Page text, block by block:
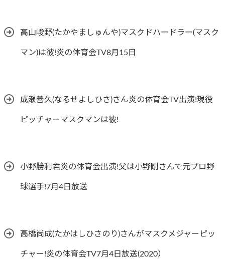
高山峻野(たかやましゅんや)マスクドハードラー(マスク
マン)は彼!炎の体育会TV8月15日
成瀬善久(なるせよしひさ)さん炎の体育会TV出演!現役
ピッチャーマスクマンは彼!
小野勝利君炎の体育会出演!父は小野剛さんで元プロ野
球選手!7月4日放送
高橋尚成(たかはしひさのり)さんがマスクメジャーピッ
チャー!炎の体育会TV7月4日放送(2020）